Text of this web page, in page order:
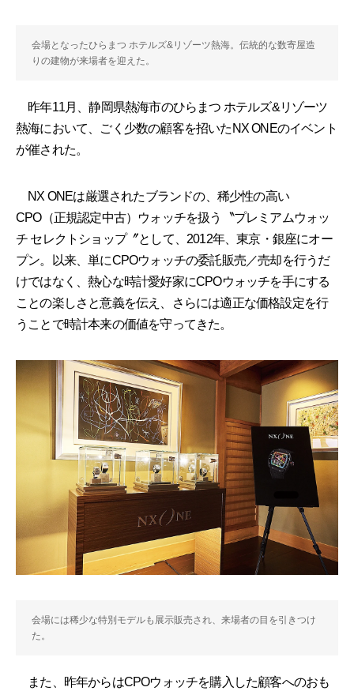
会場となったひらまつ ホテルズ&リゾーツ熱海。伝統的な数寄屋造
りの建物が来場者を迎えた。
昨年11月、静岡県熱海市のひらまつ ホテルズ&リゾーツ
熱海において、ごく少数の顧客を招いたNX ONEのイベント
が催された。
NX ONEは厳選されたブランドの、稀少性の高い
CPO（正規認定中古）ウォッチを扱う〝プレミアムウォッ
チ セレクトショップ〞として、2012年、東京・銀座にオー
プン。以来、単にCPOウォッチの委託販売／売却を行うだ
けではなく、熱心な時計愛好家にCPOウォッチを手にする
ことの楽しさと意義を伝え、さらには適正な価格設定を行
うことで時計本来の価値を守ってきた。
会場には稀少な特別モデルも展示販売され、来場者の目を引きつけ
た。
また、昨年からはCPOウォッチを購入した顧客へのおも